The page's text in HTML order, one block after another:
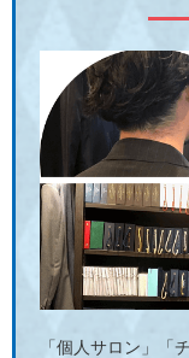
「個人サロン」「